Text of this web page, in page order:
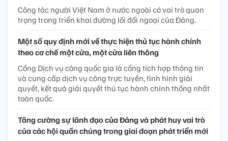
Công tác người Việt Nam ở nước ngoài có vai trò quan
trọng trong triển khai đường lối đối ngoại của Đảng.
Một số quy định mới về thực hiện thủ tục hành chính
theo cơ chế một cửa, một cửa liên thông
Cổng Dịch vụ công quốc gia là cổng tích hợp thông tin
và cung cấp dịch vụ công trực tuyến, tình hình giải
quyết, kết quả giải quyết thủ tục hành chính thống nhất
toàn quốc.
Tăng cường sự lãnh đạo của Đảng và phát huy vai trò
của các hội quần chúng trong giai đoạn phát triển mới